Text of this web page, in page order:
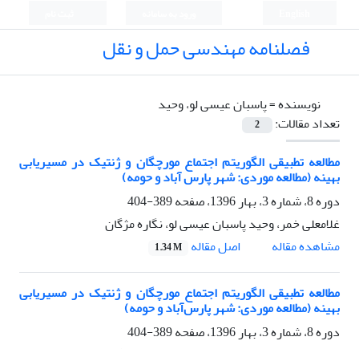
فصلنامه مهندسی حمل و نقل
نویسنده =پاسبان عیسی لو، وحید
تعداد مقالات:
2
مطالعه تطبیقی الگوریتم اجتماع مورچگان و ژنتیک در مسیریابی
بهینه (مطالعه موردی: شهر پارس آباد و حومه)
دوره 8، شماره 3، بهار 1396، صفحه
389-404
غلامعلی خمر، وحید پاسبان عیسی لو، نگاره مژگان
مشاهده مقاله
اصل مقاله 1.34 M
مطالعه تطبیقی الگوریتم اجتماع مورچگان و ژنتیک در مسیریابی
بهینه (مطالعه موردی: شهر پارس‌آباد و حومه)
دوره 8، شماره 3، بهار 1396، صفحه
389-404